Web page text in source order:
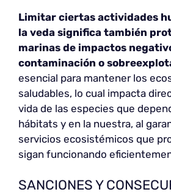
Limitar ciertas actividades
la veda significa también
marinas de impactos
contaminación o
esencial para mantener los
saludables, lo cual impacta
vida de las especies que
hábitats y en la nuestra, al
servicios ecosistémicos que
sigan funcionando
SANCIONES Y